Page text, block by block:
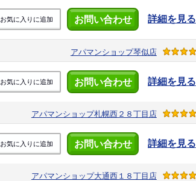
お気に入りに追加 お問い合わせ 詳細を見る
アパマンショップ琴似店
お気に入りに追加 お問い合わせ 詳細を見る
アパマンショップ札幌西２８丁目店
お気に入りに追加 お問い合わせ 詳細を見る
アパマンショップ大通西１８丁目店